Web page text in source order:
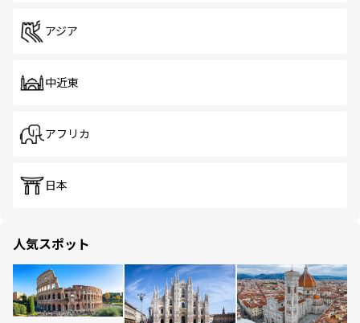
アジア
中近東
アフリカ
日本
人気スポット